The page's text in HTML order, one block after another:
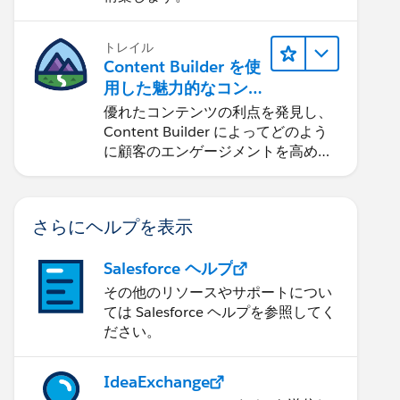
トレイル
Content Builder を使
用した魅力的なコン
テンツの作成
優れたコンテンツの利点を発見し、
Content Builder によってどのよう
に顧客のエンゲージメントを高める
さらにヘルプを表示
Salesforce ヘルプ
その他のリソースやサポートについ
ては Salesforce ヘルプを参照してく
ださい。
IdeaExchange